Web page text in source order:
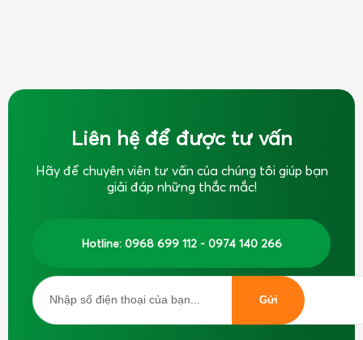
Liên hệ để được tư vấn
Hãy để chuyên viên tư vấn của chúng tôi giúp bạn
giải đáp những thắc mắc!
Hotline: 0968 699 112 - 0974 140 266